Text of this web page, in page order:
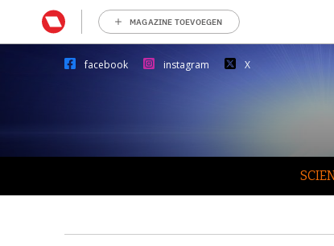
MAGAZINE TOEVOEGEN
facebook instagram X